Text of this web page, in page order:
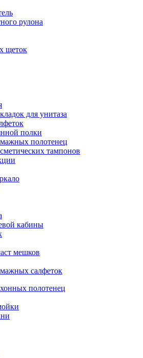
рулона
щеток
для унитаза
полки
полотенец
тампонов
кабины
мешков
салфеток
полотенец